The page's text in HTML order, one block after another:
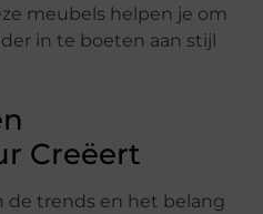
meubels helpen je om
in te boeten aan stijl
Creëert
de trends en het belang